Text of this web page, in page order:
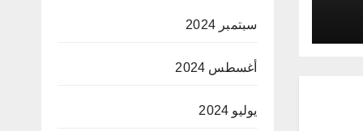
سبتمبر 2024
أغسطس 2024
يوليو 2024